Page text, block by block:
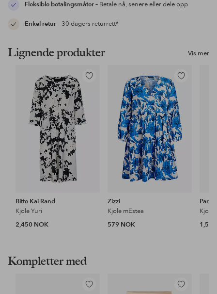
Fleksible betalingsmåter– Betale nå, senere eller dele opp
Enkel retur– 30 dagers returrett*
Vis mer
Lignende produkter
Legg
favoritter
Bitte Kai Rand
Kjole Yuri
2,450 NOK
Legg
til
favoritter
Zizzi
Kjole mEstea
579 NOK
Part
Kjole
Kompletter med
Legg
Legg